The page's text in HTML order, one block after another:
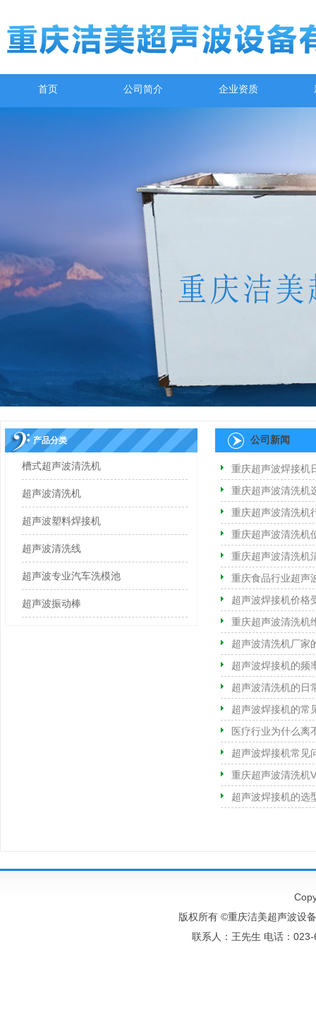
首页 公司简介 企业资质
产品分类
槽式超声波清洗机
超声波清洗机
超声波塑料焊接机
超声波清洗线
超声波专业汽车洗模池
超声波振动棒
公司新闻
重庆超声波焊接机
重庆超声波清洗机
重庆超声波清洗机
重庆超声波清洗机
重庆超声波清洗机
重庆食品行业超声
超声波焊接机价格
重庆超声波清洗机
超声波清洗机厂家
超声波焊接机的频
超声波清洗机的日
超声波焊接机的常
医疗行业为什么离
超声波焊接机常见
重庆超声波清洗机
超声波焊接机的选
版权所有 ©重庆洁美超声波设
联系人：王先生 电话：